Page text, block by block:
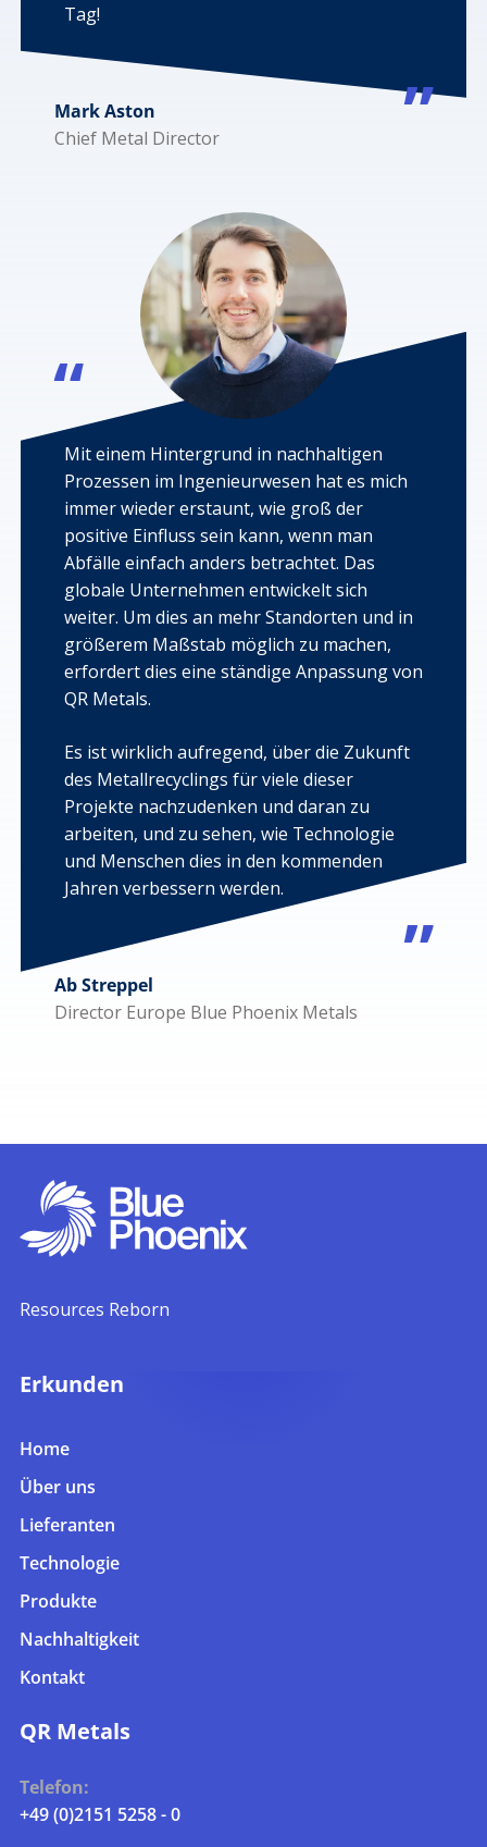
Tag!
Mark Aston
Chief Metal Director
Mit einem Hintergrund in nachhaltigen
Prozessen im Ingenieurwesen hat es mich
immer wieder erstaunt, wie groß der
positive Einfluss sein kann, wenn man
Abfälle einfach anders betrachtet. Das
globale Unternehmen entwickelt sich
weiter. Um dies an mehr Standorten und in
größerem Maßstab möglich zu machen,
erfordert dies eine ständige Anpassung von
QR Metals.
Es ist wirklich aufregend, über die Zukunft
des Metallrecyclings für viele dieser
Projekte nachzudenken und daran zu
arbeiten, und zu sehen, wie Technologie
und Menschen dies in den kommenden
Jahren verbessern werden.
Ab Streppel
Director Europe Blue Phoenix Metals
Resources Reborn
Erkunden
Home
Über uns
Lieferanten
Technologie
Produkte
Nachhaltigkeit
Kontakt
QR Metals
Telefon:
+49 (0)2151 5258 - 0